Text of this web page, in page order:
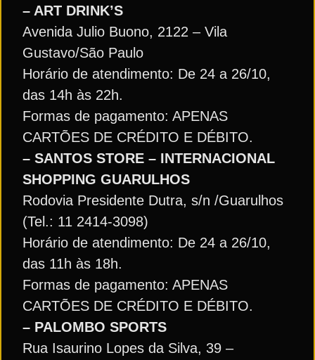
– ART DRINK’S
Avenida Julio Buono, 2122 – Vila
Gustavo/São Paulo
Horário de atendimento: De 24 a 26/10,
das 14h às 22h.
Formas de pagamento: APENAS
CARTÕES DE CRÉDITO E DÉBITO.
– SANTOS STORE – INTERNACIONAL
SHOPPING GUARULHOS
Rodovia Presidente Dutra, s/n /Guarulhos
(Tel.: 11 2414-3098)
Horário de atendimento: De 24 a 26/10,
das 11h às 18h.
Formas de pagamento: APENAS
CARTÕES DE CRÉDITO E DÉBITO.
– PALOMBO SPORTS
Rua Isaurino Lopes da Silva, 39 –